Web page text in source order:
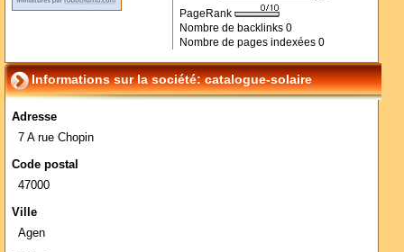
PageRank
Nombre de backlinks 0
Nombre de pages indexées 0
Informations sur la société: catalogue-solaire
Adresse
7 A rue Chopin
Code postal
47000
Ville
Agen